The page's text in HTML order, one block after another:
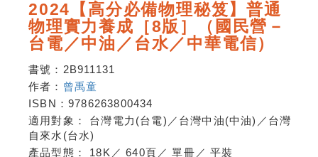
2024【高分必備物理秘笈】普通
物理實力養成［8版］（國民營－
台電／中油／台水／中華電信）
書號： 2B911131
作者： 曾禹童
ISBN： 9786263800434
適用對象： 台灣電力(台電)／台灣中油(中油)／台灣
自來水(台水)
產品型態： 18K ／640頁 ／單冊 ／平裝